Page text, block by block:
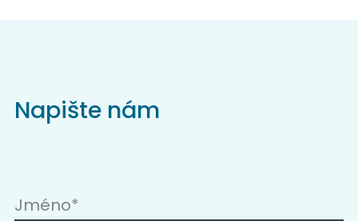
Napište nám